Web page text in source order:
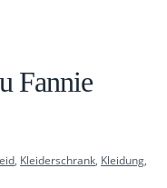
Fannie
, Kleiderschrank, Kleidung